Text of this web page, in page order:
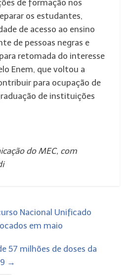
de formação nos
os estudantes,
de acesso ao ensino
de pessoas negras e
retomada do interesse
Enem, que voltou a
para ocupação de
de instituições
do MEC, com
Nacional Unificado
em maio
57 milhões de doses da
→